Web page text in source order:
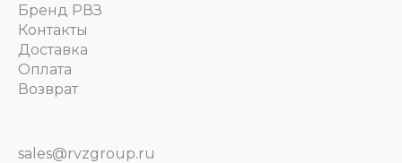
Бренд РВЗ
Контакты
Доставка
Оплата
Возврат
sales@rvzgroup.ru